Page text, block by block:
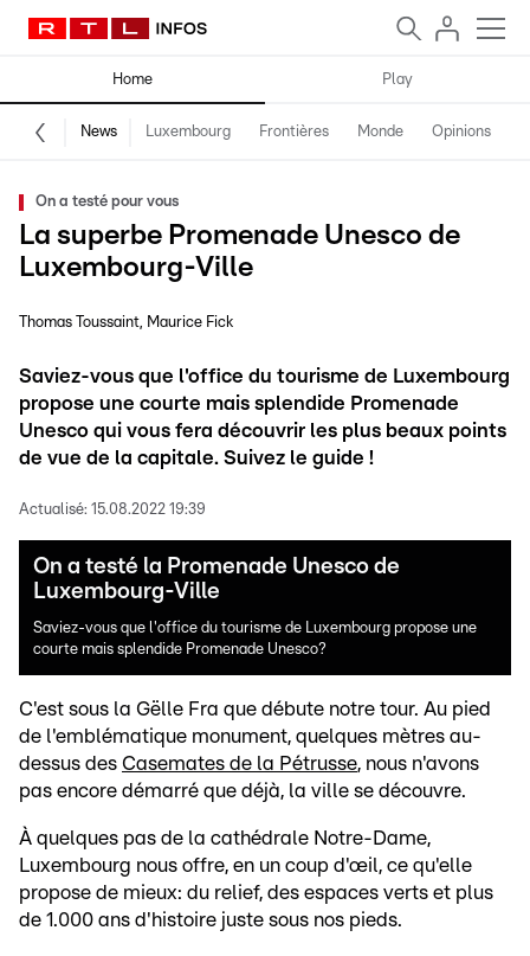
Home Play
News Luxembourg Frontières Monde Opinions
On a testé pour vous
La superbe Promenade Unesco de
Luxembourg-Ville
Thomas Toussaint Maurice Fick
Saviez-vous que l'office du tourisme de Luxembourg
propose une courte mais splendide Promenade
Unesco qui vous fera découvrir les plus beaux points
de vue de la capitale. Suivez le guide !
Actualisé: 15.08.2022 19:39
On a testé la Promenade Unesco de
Luxembourg-Ville
Saviez-vous que l'office du tourisme de Luxembourg propose une
courte mais splendide Promenade Unesco?
C'est sous la Gëlle Fra que débute notre tour. Au pied
de l'emblématique monument, quelques mètres au-
dessus des Casemates de la Pétrusse, nous n'avons
pas encore démarré que déjà, la ville se découvre.
À quelques pas de la cathédrale Notre-Dame,
Luxembourg nous offre, en un coup d'œil, ce qu'elle
propose de mieux: du relief, des espaces verts et plus
de 1.000 ans d'histoire juste sous nos pieds.